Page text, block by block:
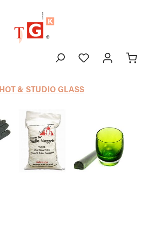
HOT & STUDIO GLASS